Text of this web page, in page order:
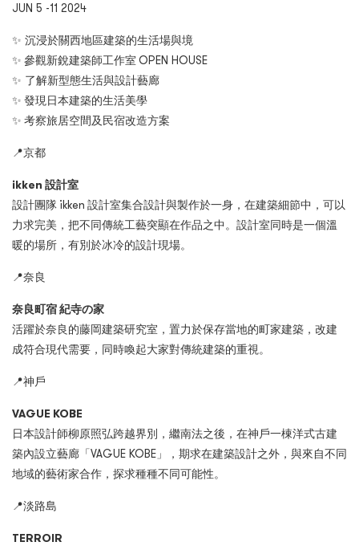
JUN 5 -11 2024
✨ 沉浸於關西地區建築的生活場與境
✨ 參觀新銳建築師工作室 OPEN HOUSE
✨ 了解新型態生活與設計藝廊
✨ 發現日本建築的生活美學
✨ 考察旅居空間及民宿改造方案
📍京都
ikken 設計室
設計團隊 ikken 設計室集合設計與製作於一身，在建築細節中，可以
力求完美，把不同傳統工藝突顯在作品之中。設計室同時是一個溫
暖的場所，有別於冰冷的設計現場。
📍奈良
奈良町宿 紀寺の家
活躍於奈良的藤岡建築研究室，置力於保存當地的町家建築，改建
成符合現代需要，同時喚起大家對傳統建築的重視。
📍神戶
VAGUE KOBE
日本設計師柳原照弘跨越界別，繼南法之後，在神戶一棟洋式古建
築內設立藝廊「VAGUE KOBE」，期求在建築設計之外，與來自不同
地域的藝術家合作，探求種種不同可能性。
📍淡路島
TERROIR